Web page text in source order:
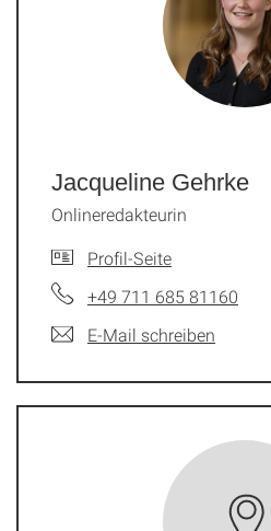
Jacqueline Gehrke
Onlineredakteurin
Profil-Seite
+49 711 685 81160
E-Mail schreiben